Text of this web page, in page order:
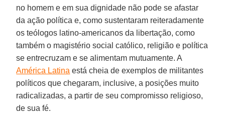
no homem e em sua dignidade não pode se afastar
da ação política e, como sustentaram reiteradamente
os teólogos latino-americanos da libertação, como
também o magistério social católico, religião e política
se entrecruzam e se alimentam mutuamente. A
América Latina está cheia de exemplos de militantes
políticos que chegaram, inclusive, a posições muito
radicalizadas, a partir de seu compromisso religioso,
de sua fé.